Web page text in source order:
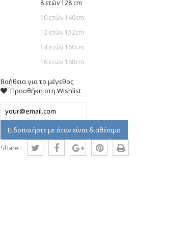
8 ετών 128 cm
10 ετών 140cm
12 ετών 152cm
14 ετών 160cm
16 ετών 168cm
Βοήθεια για το μέγεθος
Προσθήκη στη Wishlist
Ειδοποιήστε με όταν είναι διαθέσιμο
Share :